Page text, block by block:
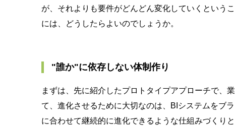
が、それよりも要件がどんどん変化していくという
には、どうしたらよいのでしょうか。
"誰か"に依存しない体制作り
まずは、先に紹介したプロトタイプアプローチで、
て、進化させるために大切なのは、BIシステムをブ
に合わせて継続的に進化できるような仕組みづくり